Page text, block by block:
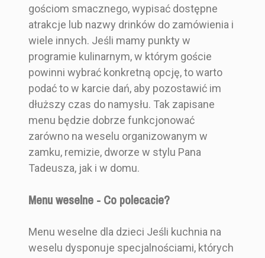
gościom smacznego, wypisać dostępne
atrakcje lub nazwy drinków do zamówienia i
wiele innych. Jeśli mamy punkty w
programie kulinarnym, w którym goście
powinni wybrać konkretną opcję, to warto
podać to w karcie dań, aby pozostawić im
dłuższy czas do namysłu. Tak zapisane
menu będzie dobrze funkcjonować
zarówno na weselu organizowanym w
zamku, remizie, dworze w stylu Pana
Tadeusza, jak i w domu.
Menu weselne - Co polecacie?
Menu weselne dla dzieci Jeśli kuchnia na
weselu dysponuje specjalnościami, których